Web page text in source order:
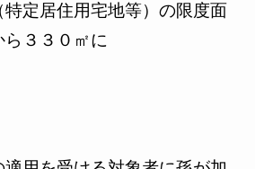
定居住用宅地等）の限度面
３３０㎡に